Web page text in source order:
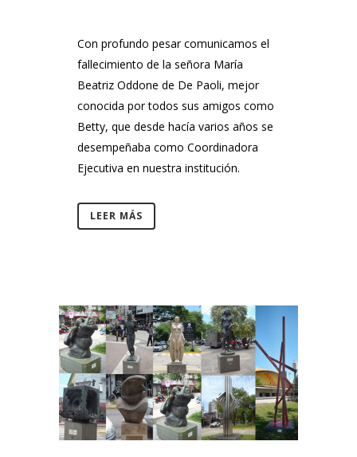
Con profundo pesar comunicamos el
fallecimiento de la señora María
Beatriz Oddone de De Paoli, mejor
conocida por todos sus amigos como
Betty, que desde hacía varios años se
desempeñaba como Coordinadora
Ejecutiva en nuestra institución.
LEER MÁS